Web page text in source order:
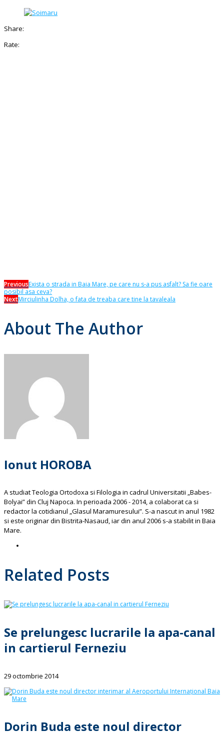
Share:
Rate:
PreviousExista o strada in Baia Mare, pe care nu s-a pus asfalt? Sa fie oare
posibil asa ceva?
NextMirciulinha Dolha, o fata de treaba care tine la tavaleala
About The Author
Ionut HOROBA
A studiat Teologia Ortodoxa si Filologia in cadrul Universitatii „Babes-
Bolyai” din Cluj Napoca. In perioada 2006 - 2014, a colaborat ca si
redactor la cotidianul „Glasul Maramuresului”. S-a nascut in anul 1982
si este originar din Bistrita-Nasaud, iar din anul 2006 s-a stabilit in Baia
Mare.
Related Posts
Se prelungesc lucrarile la apa-canal
in cartierul Ferneziu
29 octombrie 2014
Dorin Buda este noul director